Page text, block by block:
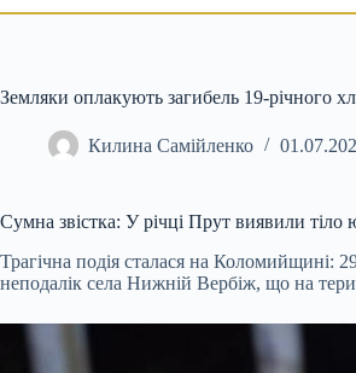
Земляки оплакують загибель 19-річного
Килина Самійленко
Сумна звістка: У річці Прут виявили тіло
Трагічна подія сталася на Коломийщині:
неподалік села Нижній Вербіж, що на